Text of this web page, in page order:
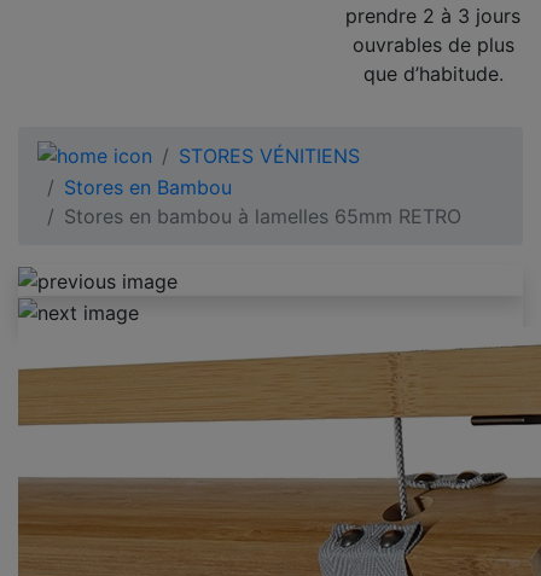
prendre 2 à 3 jours
ouvrables de plus
que d’habitude.
STORES VÉNITIENS
Stores en Bambou
Stores en bambou à lamelles 65mm RETRO